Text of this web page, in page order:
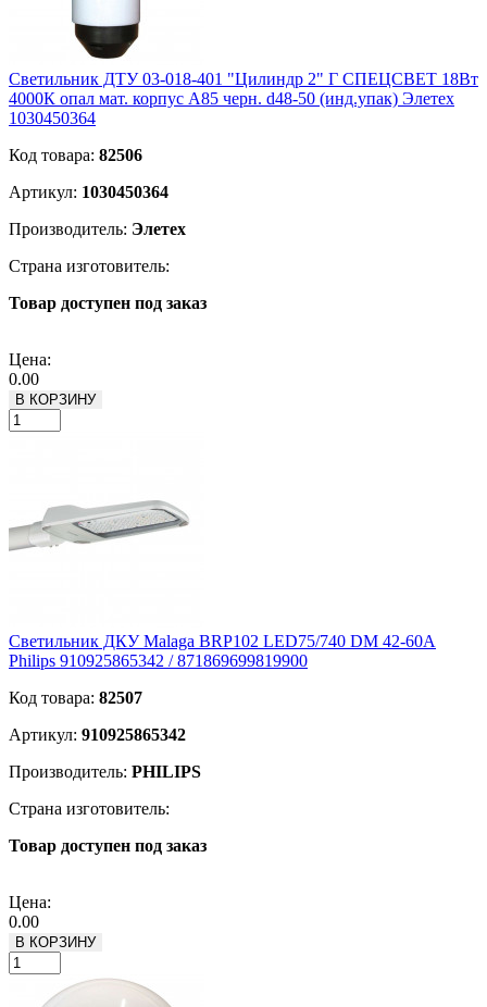
Светильник ДТУ 03-018-401 "Цилиндр 2" Г СПЕЦСВЕТ 18Вт
4000К опал мат. корпус А85 черн. d48-50 (инд.упак) Элетех
1030450364
Код товара: 82506
Артикул: 1030450364
Производитель: Элетех
Страна изготовитель:
Товар доступен под заказ
Цена:
0.00
В КОРЗИНУ
Светильник ДКУ Malaga BRP102 LED75/740 DM 42-60А
Philips 910925865342 / 871869699819900
Код товара: 82507
Артикул: 910925865342
Производитель: PHILIPS
Страна изготовитель:
Товар доступен под заказ
Цена:
0.00
В КОРЗИНУ